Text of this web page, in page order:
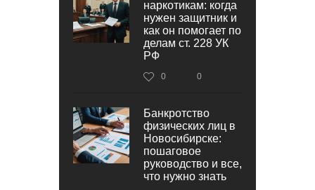
наркотикам: когда
нужен защитник и
как он помогает по
делам ст. 228 УК
РФ
0 0
Банкротство
физических лиц в
Новосибирске:
пошаговое
руководство и все,
что нужно знать